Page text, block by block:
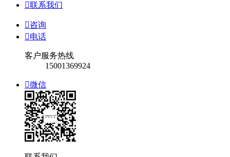
联系我们
咨询
电话
客户服务热线
15001369924
微信